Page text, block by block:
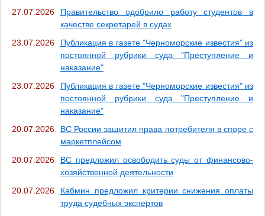
27.07.2026
Правительство одобрило работу студентов в
качестве секретарей в судах
23.07.2026
Публикация в газете "Черноморские известия" из
постоянной рубрики суда "Преступление и
наказание"
23.07.2026
Публикация в газете "Черноморские известия" из
постоянной рубрики суда "Преступление и
наказание"
20.07.2026
ВС России защитил права потребителя в споре с
маркетплейсом
20.07.2026
ВС предложил освободить суды от финансово-
хозяйственной деятельности
20.07.2026
Кабмин предложил критерии снижения оплаты
труда судебных экспертов